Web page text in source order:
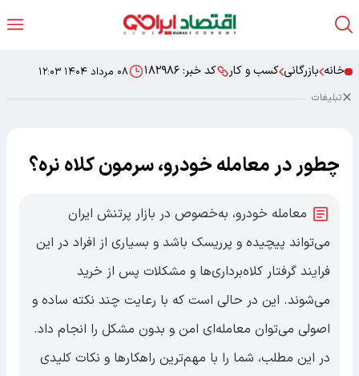
خانه بازرگانی کسب‌ و کار کد خبر: ۱۸۲۹۸۶ ۰۸ مرداد ۱۴۰۴ ۱۲:۰۳
تبلیغات
چطور در معامله خودرو، سرمون کلاه نره؟
معامله خودرو، به‌خصوص در بازار پرتنش ایران
می‌تواند پیچیده و پرریسک باشد و بسیاری از افراد در این
فرایند گرفتار کلاه‌برداری‌ها و مشکلات پس از خرید
می‌شوند. این در حالی است که با رعایت چند نکته ساده و
اصولی می‌توان معامله‌ای امن و بدون مشکل را انجام داد.
در این مطلب، شما را با مهم‌ترین راهکارها و نکات کلیدی